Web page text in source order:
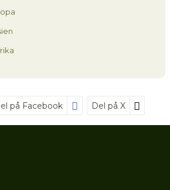
på Facebook Del på X